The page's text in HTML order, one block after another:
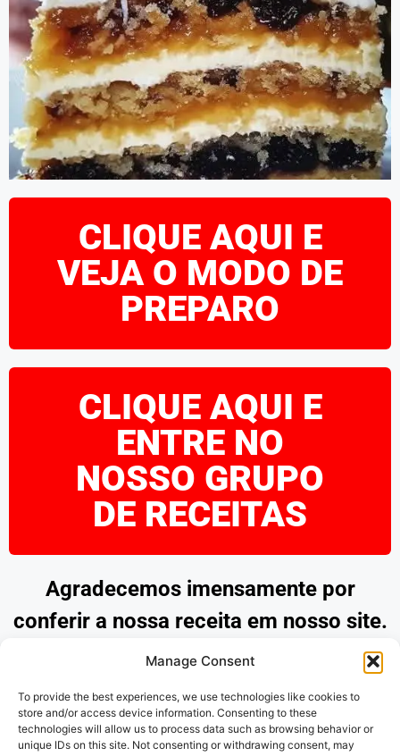
Manage Consent
To provide the best experiences, we use technologies like cookies to
store and/or access device information. Consenting to these
technologies will allow us to process data such as browsing behavior or
unique IDs on this site. Not consenting or withdrawing consent, may
CLIQUE AQUI E
VEJA O MODO DE
PREPARO
CLIQUE AQUI E
ENTRE NO
NOSSO GRUPO
DE RECEITAS
Agradecemos imensamente por
conferir a nossa receita em nosso site.
Esperamos que tenha encontrado
pratos deliciosos. Continue explorando
as nossas opções e desfrute de